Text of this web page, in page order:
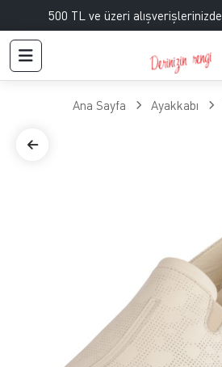
500 TL ve üzeri alışverişlerinizde
Ana Sayfa Ayakkabı